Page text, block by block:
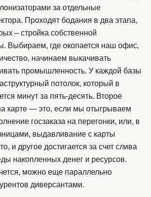
за отдельные
Проходят бодания в два этапа,
– стройка собственной
Выбираем, где окопается наш офис,
начинаем выкачивать
промышленность. У каждой базы
потолок, который в
минут за пять-десять. Второе
карте — это, если мы отыгрываем
госзаказа на перегонки, или, в
выдавливание с карты
и другое достигается за счет слива
накопленных денег и ресурсов.
можно еще параллельно
диверсантами.